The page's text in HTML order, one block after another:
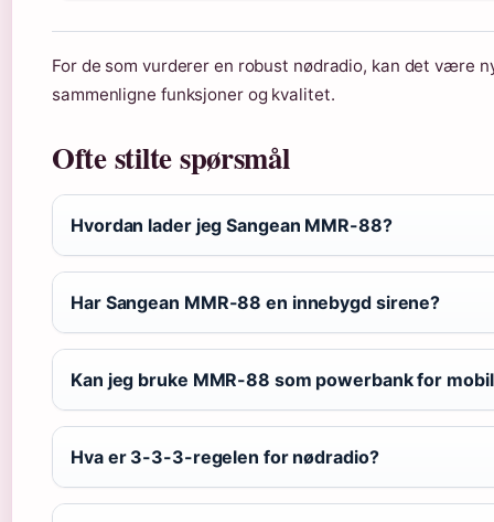
For de som vurderer en robust nødradio, kan det være
sammenligne funksjoner og kvalitet.
Ofte stilte spørsmål
Hvordan lader jeg Sangean MMR-88?
Har Sangean MMR-88 en innebygd sirene?
Kan jeg bruke MMR-88 som powerbank for
Hva er 3-3-3-regelen for nødradio?